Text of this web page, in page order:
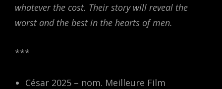
whatever the cost. Their story will reveal the
worst and the best in the hearts of men.
***
César 2025 – nom. Meilleure Film